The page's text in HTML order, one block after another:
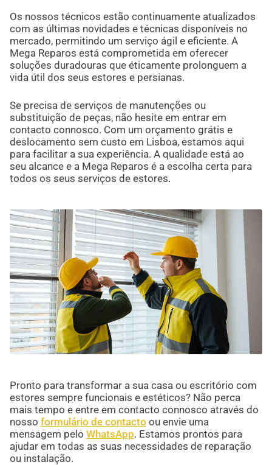
Os nossos técnicos estão continuamente atualizados
com as últimas novidades e técnicas disponíveis no
mercado, permitindo um serviço ágil e eficiente. A
Mega Reparos está comprometida em oferecer
soluções duradouras que éticamente prolonguem a
vida útil dos seus estores e persianas.
Se precisa de serviços de manutenções ou
substituição de peças, não hesite em entrar em
contacto connosco. Com um orçamento grátis e
deslocamento sem custo em Lisboa, estamos aqui
para facilitar a sua experiência. A qualidade está ao
seu alcance e a Mega Reparos é a escolha certa para
todos os seus serviços de estores.
Pronto para transformar a sua casa ou escritório com
estores sempre funcionais e estéticos? Não perca
mais tempo e entre em contacto connosco através do
nosso formulário de contacto ou envie uma
mensagem pelo WhatsApp. Estamos prontos para
ajudar em todas as suas necessidades de reparação
ou instalação.